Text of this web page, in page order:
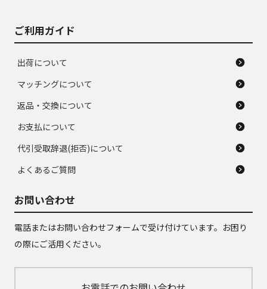
ご利用ガイド
出荷について
マッチングについて
返品・交換について
お支払について
代引受取辞退(拒否)について
よくあるご質問
お問い合わせ
電話またはお問い合わせフォームで受け付けています。お困り
の際にご活用ください。